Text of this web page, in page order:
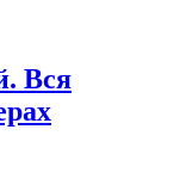
Вся